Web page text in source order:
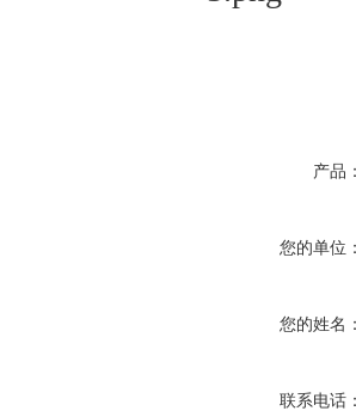
产品
您的单位
您的姓名
联系电话